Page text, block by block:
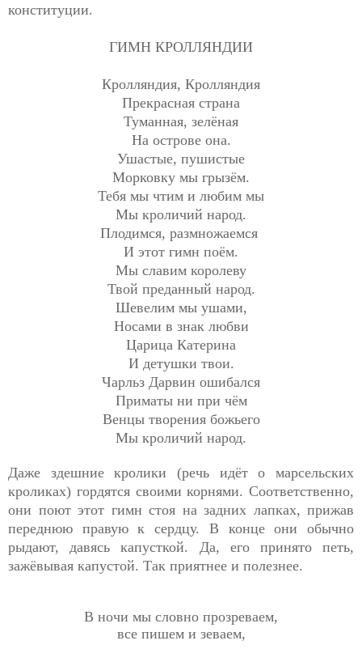
конституции.
ГИМН КРОЛЛЯНДИИ
Кролляндия, Кролляндия
Прекрасная страна
Туманная, зелёная
На острове она.
Ушастые, пушистые
Морковку мы грызём.
Тебя мы чтим и любим мы
Мы кроличий народ.
Плодимся, размножаемся
И этот гимн поём.
Мы славим королеву
Твой преданный народ.
Шевелим мы ушами,
Носами в знак любви
Царица Катерина
И детушки твои.
Чарльз Дарвин ошибался
Приматы ни при чём
Венцы творения божьего
Мы кроличий народ.
Даже здешние кролики (речь идёт о марсельских
кроликах) гордятся своими корнями. Соответственно,
они поют этот гимн стоя на задних лапках, прижав
переднюю правую к сердцу. В конце они обычно
рыдают, давясь капусткой. Да, его принято петь,
зажёвывая капустой. Так приятнее и полезнее.
В ночи мы словно прозреваем,
все пишем и зеваем,